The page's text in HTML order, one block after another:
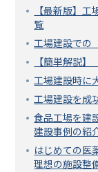
【最新版】
覧
工場建設での
【簡単解説
工場建設時に
工場建設を成
食品工場を建
建設事例の紹
はじめての医
理想の施設整